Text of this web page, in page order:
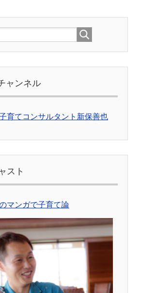
ャンネル
育てコンサルタント新保善也
スト
マンガで子育て論